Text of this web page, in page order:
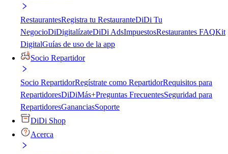
RestaurantesRegistra tu RestauranteDiDi Tu
NegocioDiDigitalízateDiDi AdsImpuestosRestaurantes FAQKit
DigitalGuías de uso de la app
Socio Repartidor
Socio RepartidorRegístrate como RepartidorRequisitos para
RepartidoresDiDiMás+Preguntas FrecuentesSeguridad para
RepartidoresGananciasSoporte
DiDi Shop
Acerca